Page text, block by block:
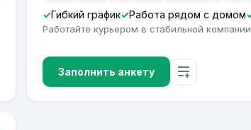
Гибкий график Работа рядом с домом
Работайте курьером в стабильной компании
Заполнить анкету